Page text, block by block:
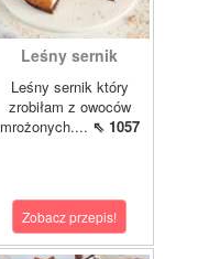
Leśny sernik
Leśny sernik który
zrobiłam z owoców
mrożonych.... ⇖ 1057
Zobacz przepis!